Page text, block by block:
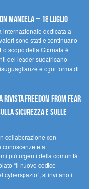
Mandela – 18 luglio
internazionale dedicata a
sono stati e continuano
scopo della Giornata è
del leader sudafricano
e ogni forma di
Freedom From Fear
sicurezza e sulle
collaborazione con
conoscenze e a
più urgenti della comunità
“Il nuovo codice
cyberspazio”, si invitano i